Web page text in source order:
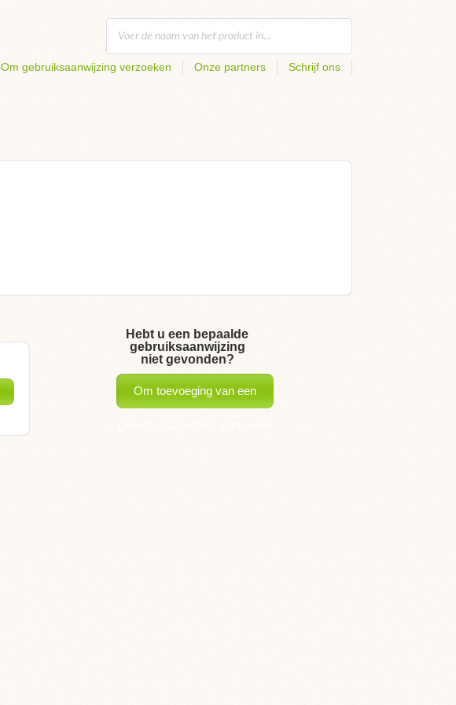
Om gebruiksaanwijzing verzoeken Onze partners Schrijf ons
Hebt u een bepaalde
gebruiksaanwijzing
niet gevonden?
Om toevoeging van een